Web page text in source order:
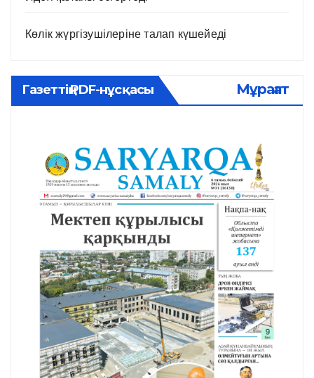
Көлік жүргізушілеріне талап күшейеді
Газеттің PDF-нұсқасы Мұрағат